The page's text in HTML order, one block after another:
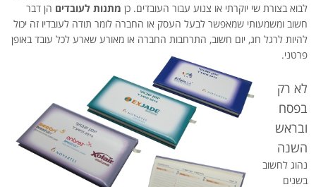
לבוא בצורת שי יוקרתי או צנוע עבור העובדים. כן מתנות לעובדים הן דבר
חשוב ומשמעותי שמאפשר לבעל העסק או החברה לומר תודה לעובדיו זה יכול
להיות לרגל חג, יום חשוב, התרחבות החברה או מאורע שארע לכל עובד באופן
פרטני.
לא רק
בפסח
ובראש
השנה
נהוג לחשוב
בשנים